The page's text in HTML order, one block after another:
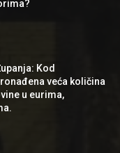
Kod
veća količina
u eurima,